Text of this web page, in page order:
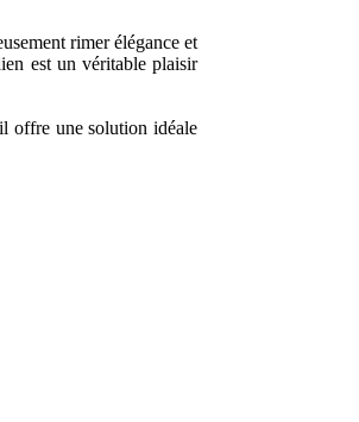
rimer élégance et
est un véritable plaisir
offre une solution idéale